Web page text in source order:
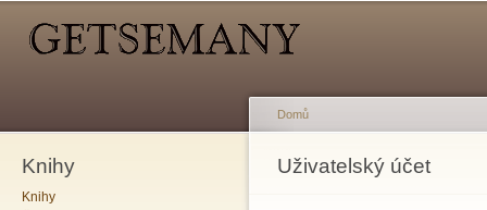
Knihy
Knihy
Jste zde
Domů
Uživatelský účet
Hlavní záložky